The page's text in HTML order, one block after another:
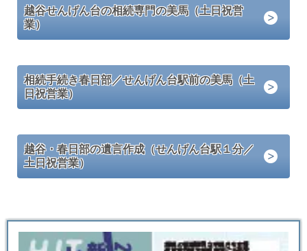
越谷せんげん台の相続専門の美馬（土日祝営
業）
相続手続き春日部／せんげん台駅前の美馬（土
日祝営業）
越谷・春日部の遺言作成（せんげん台駅１分／
土日祝営業）